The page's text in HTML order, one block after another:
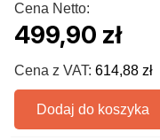
Cena Netto:
499,90 zł
Cena z VAT:614,88 zł
Dodaj do koszyka